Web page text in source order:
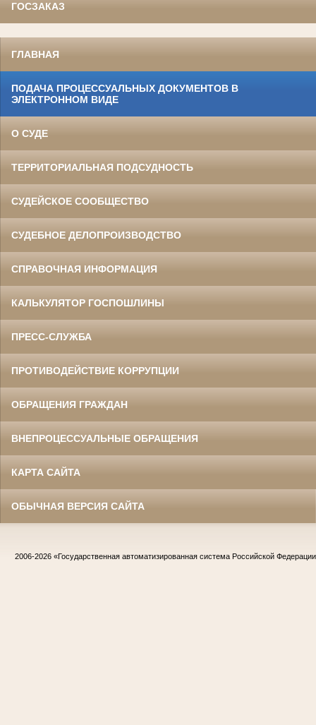
ГОСЗАКАЗ
ГЛАВНАЯ
ПОДАЧА ПРОЦЕССУАЛЬНЫХ ДОКУМЕНТОВ В
ЭЛЕКТРОННОМ ВИДЕ
О СУДЕ
ТЕРРИТОРИАЛЬНАЯ ПОДСУДНОСТЬ
СУДЕЙСКОЕ СООБЩЕСТВО
СУДЕБНОЕ ДЕЛОПРОИЗВОДСТВО
СПРАВОЧНАЯ ИНФОРМАЦИЯ
КАЛЬКУЛЯТОР ГОСПОШЛИНЫ
ПРЕСС-СЛУЖБА
ПРОТИВОДЕЙСТВИЕ КОРРУПЦИИ
ОБРАЩЕНИЯ ГРАЖДАН
ВНЕПРОЦЕССУАЛЬНЫЕ ОБРАЩЕНИЯ
КАРТА САЙТА
ОБЫЧНАЯ ВЕРСИЯ САЙТА
2006-2026 «Государственная автоматизированная система Российской